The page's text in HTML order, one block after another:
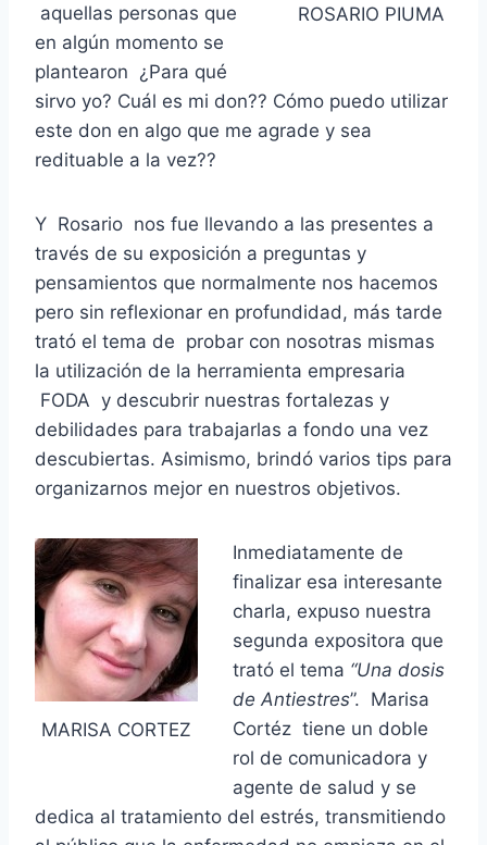
ROSARIO PIUMA
aquellas personas que
en algún momento se
plantearon ¿Para qué
sirvo yo? Cuál es mi don?? Cómo puedo utilizar
este don en algo que me agrade y sea
redituable a la vez??
Y Rosario nos fue llevando a las presentes a
través de su exposición a preguntas y
pensamientos que normalmente nos hacemos
pero sin reflexionar en profundidad, más tarde
trató el tema de probar con nosotras mismas
la utilización de la herramienta empresaria
FODA y descubrir nuestras fortalezas y
debilidades para trabajarlas a fondo una vez
descubiertas. Asimismo, brindó varios tips para
organizarnos mejor en nuestros objetivos.
MARISA CORTEZ
Inmediatamente de
finalizar esa interesante
charla, expuso nuestra
segunda expositora que
trató el tema “Una dosis
de Antiestres”. Marisa
Cortéz tiene un doble
rol de comunicadora y
agente de salud y se
dedica al tratamiento del estrés, transmitiendo